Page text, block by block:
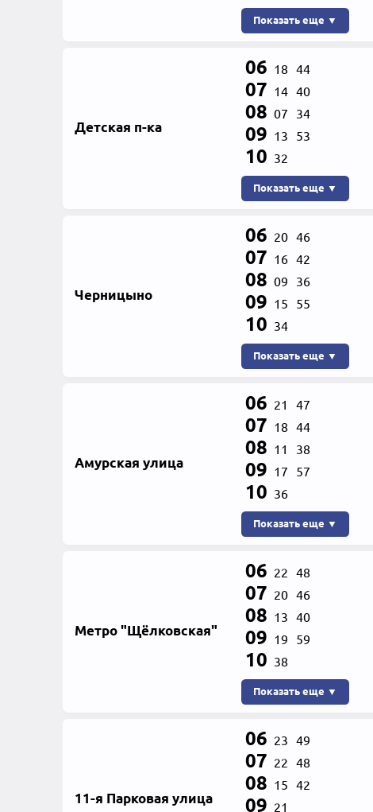
Показать еще ▼
Детская п-ка
06 18 44
07 14 40
08 07 34
09 13 53
10 32
Показать еще ▼
Черницыно
06 20 46
07 16 42
08 09 36
09 15 55
10 34
Показать еще ▼
Амурская улица
06 21 47
07 18 44
08 11 38
09 17 57
10 36
Показать еще ▼
Метро "Щёлковская"
06 22 48
07 20 46
08 13 40
09 19 59
10 38
Показать еще ▼
11-я Парковая улица
06 23 49
07 22 48
08 15 42
09 21